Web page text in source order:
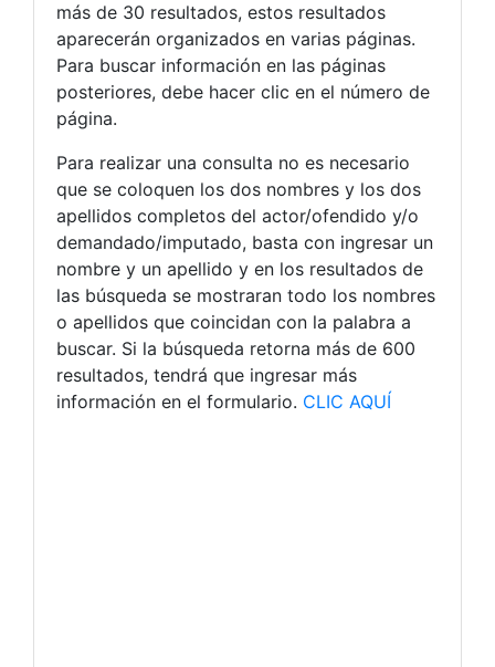
más de 30 resultados, estos resultados
aparecerán organizados en varias páginas.
Para buscar información en las páginas
posteriores, debe hacer clic en el número de
página.
Para realizar una consulta no es necesario
que se coloquen los dos nombres y los dos
apellidos completos del actor/ofendido y/o
demandado/imputado, basta con ingresar un
nombre y un apellido y en los resultados de
las búsqueda se mostraran todo los nombres
o apellidos que coincidan con la palabra a
buscar. Si la búsqueda retorna más de 600
resultados, tendrá que ingresar más
información en el formulario. CLIC AQUÍ